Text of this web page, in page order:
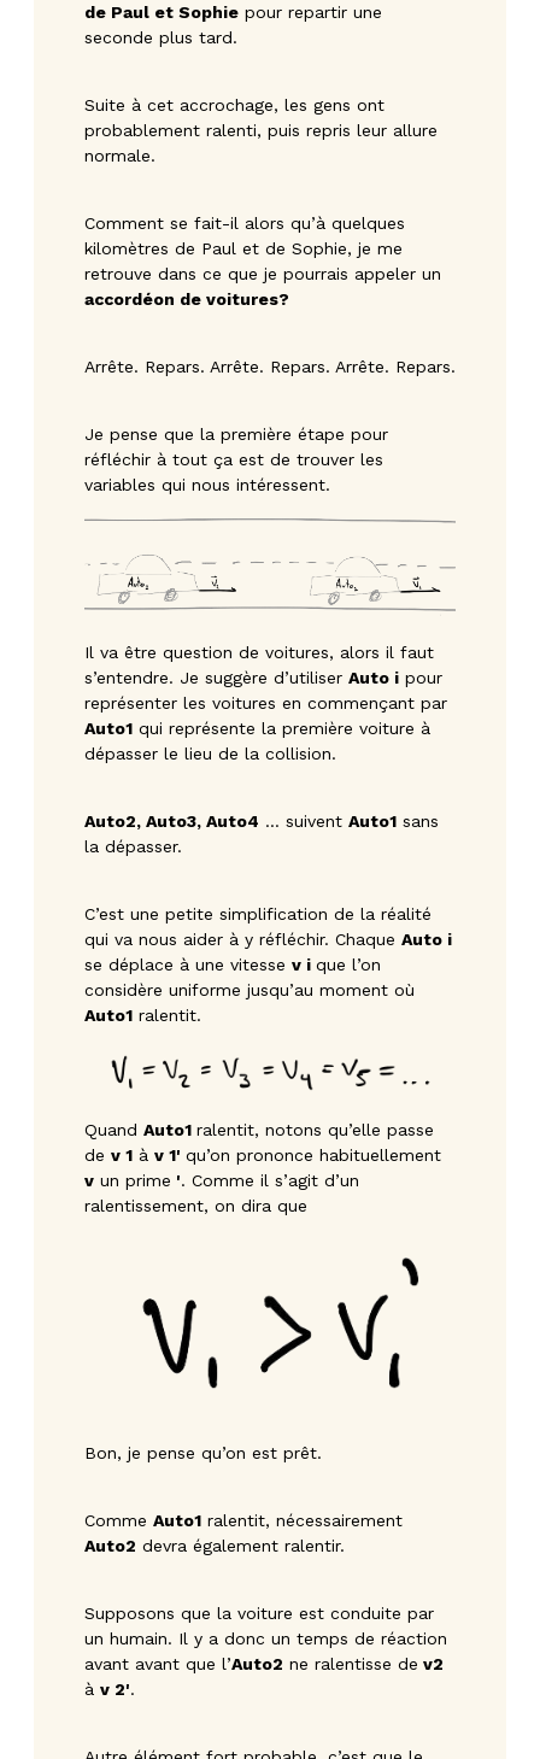
de Paul et Sophie pour repartir une
seconde plus tard.
Suite à cet accrochage, les gens ont
probablement ralenti, puis repris leur allure
normale.
Comment se fait-il alors qu’à quelques
kilomètres de Paul et de Sophie, je me
retrouve dans ce que je pourrais appeler un
accordéon de voitures?
Arrête. Repars. Arrête. Repars. Arrête. Repars.
Je pense que la première étape pour
réfléchir à tout ça est de trouver les
variables qui nous intéressent.
Il va être question de voitures, alors il faut
s’entendre. Je suggère d’utiliser Auto i pour
représenter les voitures en commençant par
Auto1 qui représente la première voiture à
dépasser le lieu de la collision.
Auto2, Auto3, Auto4 … suivent Auto1 sans
la dépasser.
C’est une petite simplification de la réalité
qui va nous aider à y réfléchir. Chaque Auto i
se déplace à une vitesse v i que l’on
considère uniforme jusqu’au moment où
Auto1 ralentit.
Quand Auto1 ralentit, notons qu’elle passe
de v 1 à v 1' qu’on prononce habituellement
v un prime '. Comme il s’agit d’un
ralentissement, on dira que
Bon, je pense qu’on est prêt.
Comme Auto1 ralentit, nécessairement
Auto2 devra également ralentir.
Supposons que la voiture est conduite par
un humain. Il y a donc un temps de réaction
avant avant que l’Auto2 ne ralentisse de v2
à v 2'.